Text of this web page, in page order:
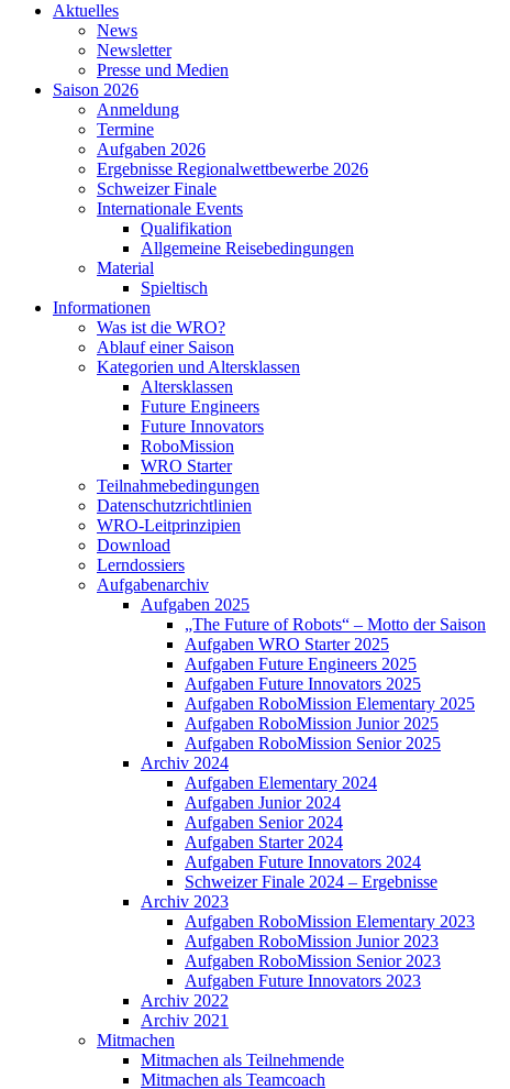
Aktuelles
News
Newsletter
Presse und Medien
Saison 2026
Anmeldung
Termine
Aufgaben 2026
Ergebnisse Regionalwettbewerbe 2026
Schweizer Finale
Internationale Events
Qualifikation
Allgemeine Reisebedingungen
Material
Spieltisch
Informationen
Was ist die WRO?
Ablauf einer Saison
Kategorien und Altersklassen
Altersklassen
Future Engineers
Future Innovators
RoboMission
WRO Starter
Teilnahmebedingungen
Datenschutzrichtlinien
WRO-Leitprinzipien
Download
Lerndossiers
Aufgabenarchiv
Aufgaben 2025
„The Future of Robots“ – Motto der Saison
Aufgaben WRO Starter 2025
Aufgaben Future Engineers 2025
Aufgaben Future Innovators 2025
Aufgaben RoboMission Elementary 2025
Aufgaben RoboMission Junior 2025
Aufgaben RoboMission Senior 2025
Archiv 2024
Aufgaben Elementary 2024
Aufgaben Junior 2024
Aufgaben Senior 2024
Aufgaben Starter 2024
Aufgaben Future Innovators 2024
Schweizer Finale 2024 – Ergebnisse
Archiv 2023
Aufgaben RoboMission Elementary 2023
Aufgaben RoboMission Junior 2023
Aufgaben RoboMission Senior 2023
Aufgaben Future Innovators 2023
Archiv 2022
Archiv 2021
Mitmachen
Mitmachen als Teilnehmende
Mitmachen als Teamcoach